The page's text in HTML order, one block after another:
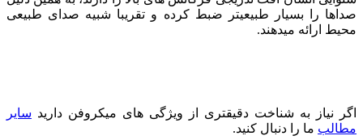
صداها را بسیار طبیعیتر ضبط کرده و تقریبا شبیه صدای طبیعی
محیط ارائه میدهند.
اگر نیاز به شناخت دقیقتری از ویژگی های میکروفن دارید سایر
مطالب ما را دنبال کنید.